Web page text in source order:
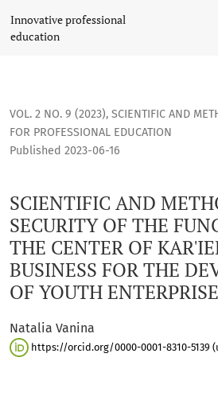
SCIENTIFIC AND
Innovative professional
education
VOL. 2 NO. 9 (2023), SCIENTIFIC AND
FOR PROFESSIONAL EDUCATION
SCIENTIFIC AND
SECURITY OF THE
THE CENTER OF
BUSINESS FOR THE
OF YOUTH ENTERPRISE
Published 2023-06-16
Natalia Vanina
https://orcid.org/0000-0001-8310-5139